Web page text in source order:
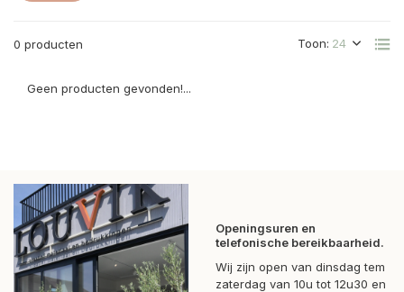
0 producten Toon:
Geen producten gevonden!...
Openingsuren en
telefonische bereikbaarheid.
Wij zijn open van dinsdag tem
zaterdag van 10u tot 12u30 en